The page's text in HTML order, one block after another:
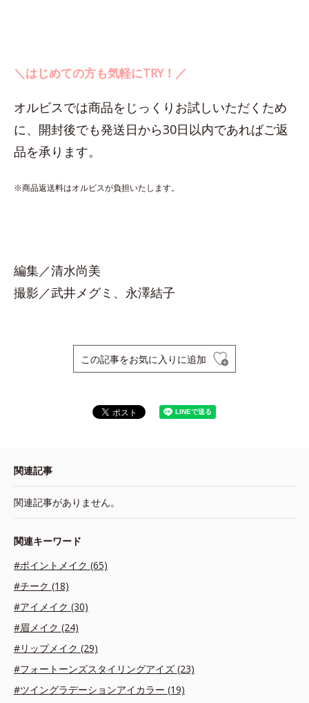
＼はじめての方も気軽にTRY！／
オルビスでは商品をじっくりお試しいただくため
に、開封後でも発送日から30日以内であればご返
品を承ります。
※商品返送料はオルビスが負担いたします。
編集／清水尚美
撮影／武井メグミ、永澤結子
この記事をお気に入りに追加
関連記事
関連記事がありません。
関連キーワード
#ポイントメイク (65)
#チーク (18)
#アイメイク (30)
#眉メイク (24)
#リップメイク (29)
#フォートーンズスタイリングアイズ (23)
#ツイングラデーションアイカラー (19)